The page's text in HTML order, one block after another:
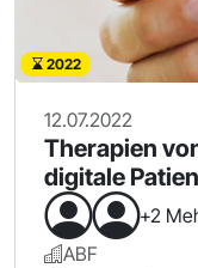
2022
12.07.2022
Therapien
digitale
+2
ABF